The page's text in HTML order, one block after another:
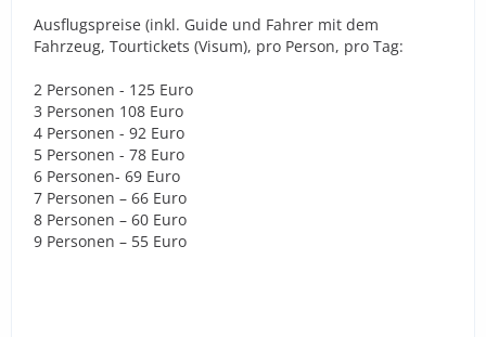
Ausflugspreise (inkl. Guide und Fahrer mit dem
Fahrzeug, Tourtickets (Visum), pro Person, pro Tag:
2 Personen - 125 Euro
3 Personen 108 Euro
4 Personen - 92 Euro
5 Personen - 78 Euro
6 Personen- 69 Euro
7 Personen – 66 Euro
8 Personen – 60 Euro
9 Personen – 55 Euro